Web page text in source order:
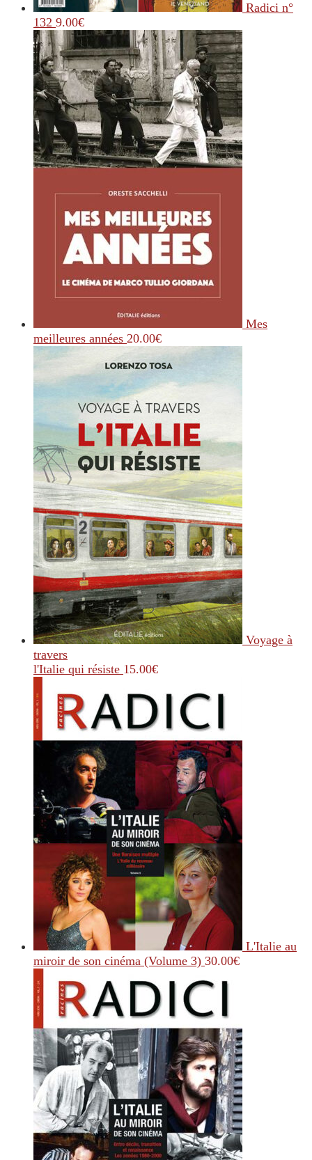
Radici n°
132 9.00€
Mes
meilleures années 20.00€
Voyage à
travers
l'Italie qui résiste 15.00€
L'Italie au
miroir de son cinéma (Volume 3) 30.00€